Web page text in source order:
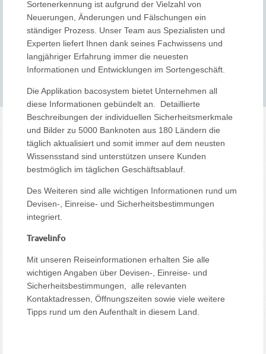
Sortenerkennung ist aufgrund der Vielzahl von
Neuerungen, Änderungen und Fälschungen ein
ständiger Prozess. Unser Team aus Spezialisten und
Experten liefert Ihnen dank seines Fachwissens und
langjähriger Erfahrung immer die neuesten
Informationen und Entwicklungen im Sortengeschäft.
Die Applikation bacosystem bietet Unternehmen all
diese Informationen gebündelt an. Detaillierte
Beschreibungen der individuellen Sicherheitsmerkmale
und Bilder zu 5000 Banknoten aus 180 Ländern die
täglich aktualisiert und somit immer auf dem neusten
Wissensstand sind unterstützen unsere Kunden
bestmöglich im täglichen Geschäftsablauf.
Des Weiteren sind alle wichtigen Informationen rund um
Devisen-, Einreise- und Sicherheitsbestimmungen
integriert.
Travelinfo
Mit unseren Reiseinformationen erhalten Sie alle
wichtigen Angaben über Devisen-, Einreise- und
Sicherheitsbestimmungen, alle relevanten
Kontaktadressen, Öffnungszeiten sowie viele weitere
Tipps rund um den Aufenthalt in diesem Land.